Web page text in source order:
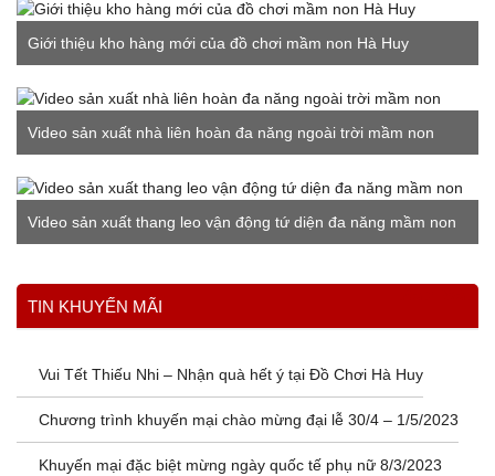
Giới thiệu kho hàng mới của đồ chơi mầm non Hà Huy
Video sản xuất nhà liên hoàn đa năng ngoài trời mầm non
Video sản xuất thang leo vận động tứ diện đa năng mầm non
Xem thêm
TIN KHUYẾN MÃI
Vui Tết Thiếu Nhi – Nhận quà hết ý tại Đồ Chơi Hà Huy
Chương trình khuyến mại chào mừng đại lễ 30/4 – 1/5/2023
Khuyến mại đặc biệt mừng ngày quốc tế phụ nữ 8/3/2023